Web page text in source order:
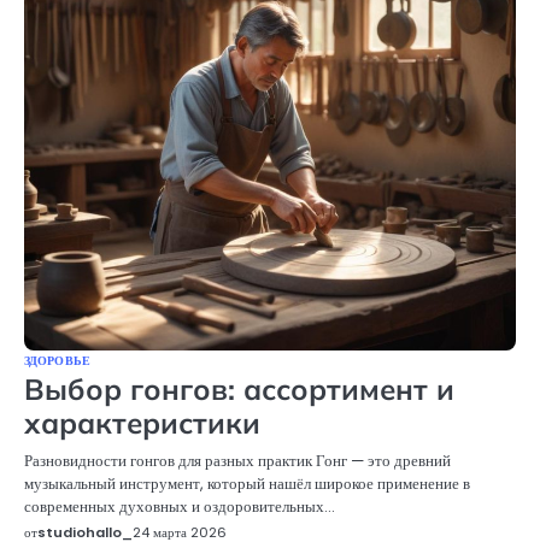
ЗДОРОВЬЕ
Выбор гонгов: ассортимент и
характеристики
Разновидности гонгов для разных практик Гонг — это древний
музыкальный инструмент, который нашёл широкое применение в
современных духовных и оздоровительных…
отstudiohallo_ 24 марта 2026